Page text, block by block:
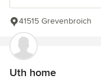
41515 Grevenbroich
Uth home